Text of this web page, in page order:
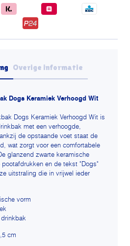
Overige informatie
Dogs Keramiek Verhoogd Wit
Dogs Keramiek Verhoogd Wit is
met een verhoogde,
de opstaande voet staat de
wat zorgt voor een comfortabele
glanzend zwarte keramische
en de tekst "Dogs"
uitstraling die in vrijwel ieder
vorm
cm